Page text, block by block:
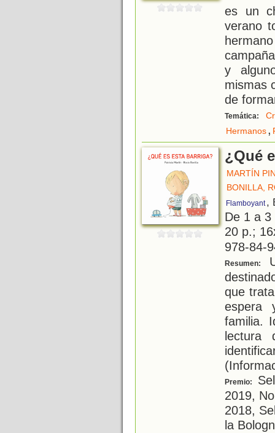
es un
verano
y
mismas
de
Temática:
Hermanos,
¿Qué
MARTÍN
BONILLA,
Flamboyant ,
De 1 a
20 p.;
978-84-
Resumen:
que
espera
familia.
lectura
Premio:
2019,
2018,
la